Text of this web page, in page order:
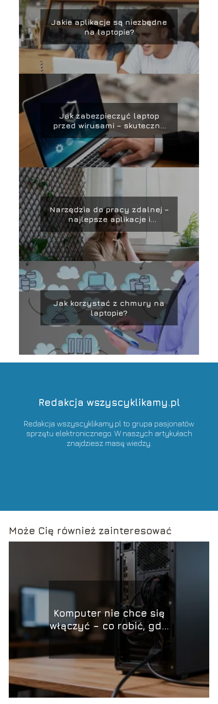
Jakie aplikacje są niezbędne
na laptopie?
Jak zabezpieczyć laptop
przed wirusami – skuteczne
metody ochrony i
zabezpieczania danych
Narzędzia do pracy zdalnej –
najlepsze aplikacje i
platformy
Jak korzystać z chmury na
laptopie?
Redakcja wszyscyklikamy.pl
Redakcja wszyscyklikamy.pl to grupa pasjonatów
sprzętu elektronicznego. W naszych artykułach
znajdziesz masę wiedzy.
Może Cię również zainteresować
Komputer nie chce się
włączyć – co robić, gdy
nie startuje?